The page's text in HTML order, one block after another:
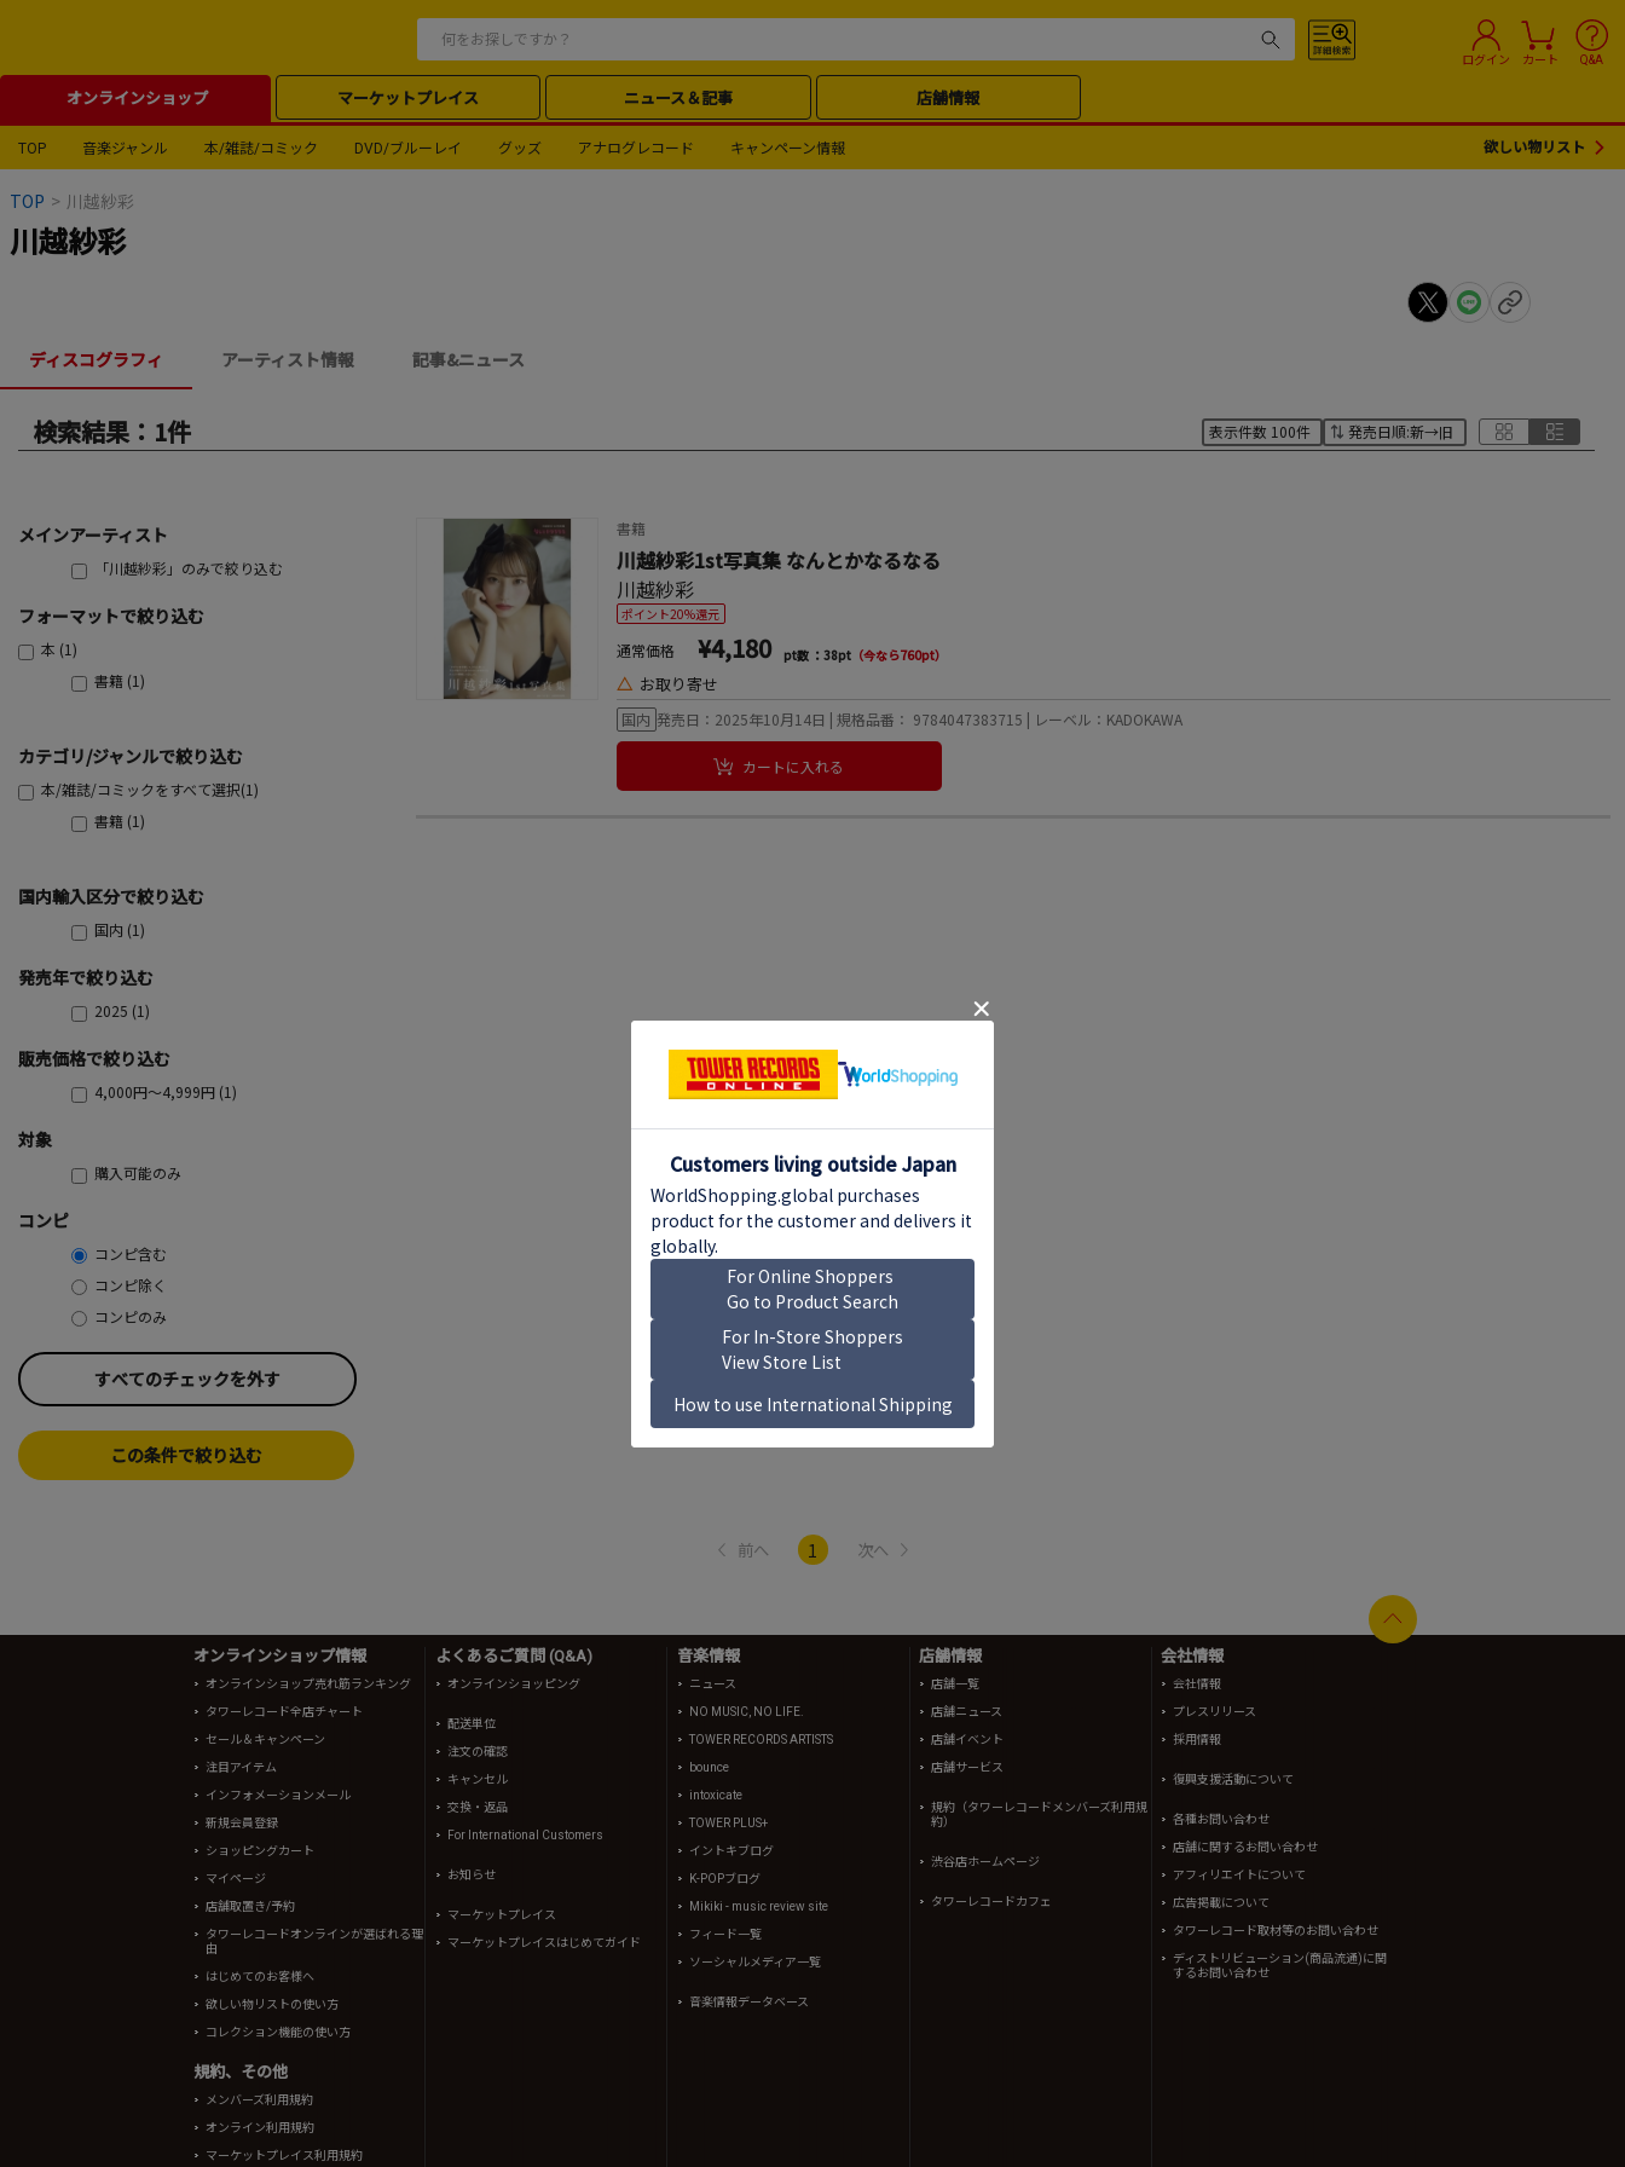
ログイン カート Q&A
オンラインショップ マーケットプレイス ニュース＆記事 店舗情報
TOP 音楽ジャンル 本/雑誌/コミック DVD/ブルーレイ グッズ アナログレコード キャンペーン情報 欲しい物リスト
TOP > 川越紗彩
川越紗彩
ディスコグラフィ アーティスト情報 記事&ニュース
検索結果：1件
メインアーティスト
「川越紗彩」のみで絞り込む
フォーマットで絞り込む
本 (1)
書籍 (1)
カテゴリ/ジャンルで絞り込む
本/雑誌/コミックをすべて選択(1)
書籍 (1)
国内輸入区分で絞り込む
国内 (1)
発売年で絞り込む
2025 (1)
販売価格で絞り込む
4,000円～4,999円 (1)
対象
購入可能のみ
コンピ
コンピ含む
コンピ除く
コンピのみ
すべてのチェックを外す
この条件で絞り込む
書籍
川越紗彩1st写真集 なんとかなるなる
川越紗彩
ポイント20%還元
通常価格 ¥4,180 pt数 ：38pt （今なら760pt）
△ お取り寄せ
国内 発売日：2025年10月14日 | 規格品番： 9784047383715 | レーベル：KADOKAWA
カートに入れる
前へ 1 次へ
オンラインショップ情報
オンラインショップ売れ筋ランキング
タワーレコード全店チャート
セール＆キャンペーン
注目アイテム
インフォメーションメール
新規会員登録
ショッピングカート
マイページ
店舗取置き/予約
タワーレコードオンラインが選ばれる理
由
はじめてのお客様へ
欲しい物リストの使い方
コレクション機能の使い方
規約、その他
メンバーズ利用規約
オンライン利用規約
マーケットプレイス利用規約
よくあるご質問 (Q&A)
オンラインショッピング
配送単位
注文の確認
キャンセル
交換・返品
For International Customers
お知らせ
マーケットプレイス
マーケットプレイスはじめてガイド
音楽情報
ニュース
NO MUSIC, NO LIFE.
TOWER RECORDS ARTISTS
bounce
intoxicate
TOWER PLUS+
イントキブログ
K-POPブログ
Mikiki - music review site
フィード一覧
ソーシャルメディア一覧
音楽情報データベース
店舗情報
店舗一覧
店舗ニュース
店舗イベント
店舗サービス
規約（タワーレコードメンバーズ利用規
約）
渋谷店ホームページ
タワーレコードカフェ
会社情報
会社情報
プレスリリース
採用情報
復興支援活動について
各種お問い合わせ
店舗に関するお問い合わせ
アフィリエイトについて
広告掲載について
タワーレコード取材等のお問い合わせ
ディストリビューション(商品流通)に関
するお問い合わせ